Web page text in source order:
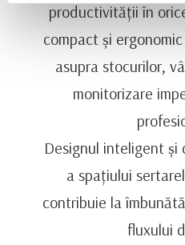
productivității în
compact și
asupra stocurilor,
monitorizare
Designul inteligent
a spațiului
contribuie la
fluxului